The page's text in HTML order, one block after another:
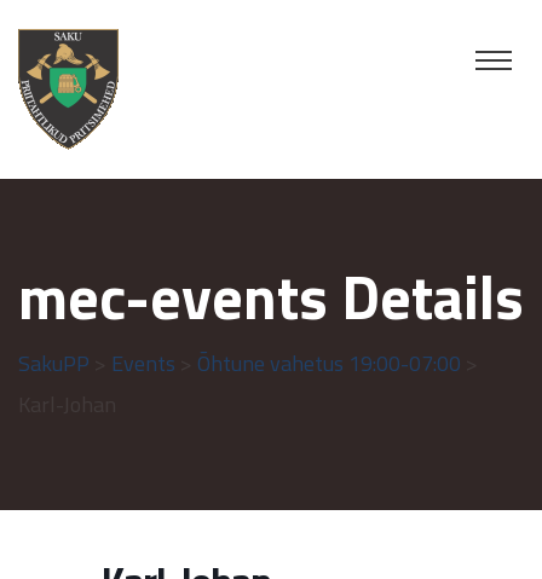
mec-events Details
SakuPP Events Õhtune vahetus 19:00-07:00